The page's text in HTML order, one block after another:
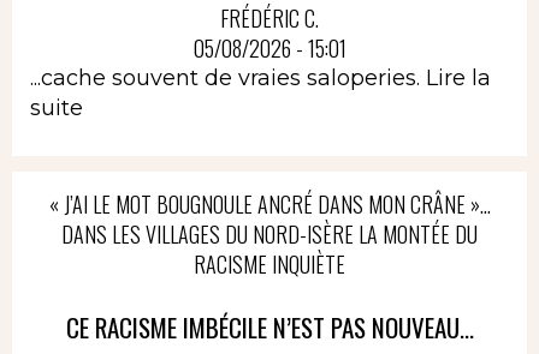
FRÉDÉRIC C.
05/08/2026 - 15:01
...cache souvent de vraies saloperies. Lire la
suite
« J’AI LE MOT BOUGNOULE ANCRÉ DANS MON CRÂNE »…
DANS LES VILLAGES DU NORD-ISÈRE LA MONTÉE DU
RACISME INQUIÈTE
CE RACISME IMBÉCILE N’EST PAS NOUVEAU...